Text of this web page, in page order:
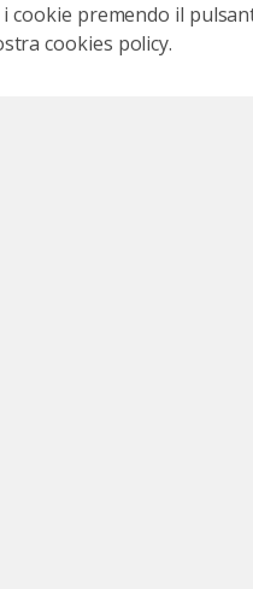
premendo il
cookies policy.